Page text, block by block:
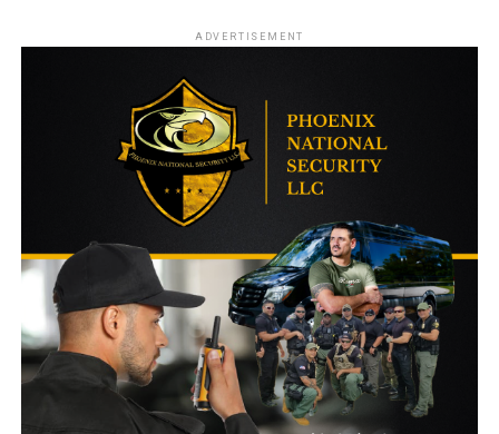
Enfoque Now es una plataforma digital dedicada a conectar e
informar a la comunidad latina acerca de los acontecimientos
que suceden a nivel local e internacional.
ADVERTISEMENT